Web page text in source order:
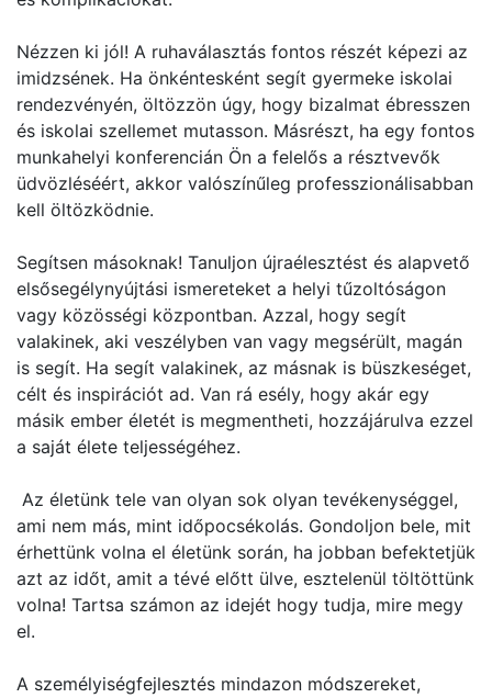
Nézzen ki jól! A ruhaválasztás fontos részét képezi az
imidzsének. Ha önkéntesként segít gyermeke iskolai
rendezvényén, öltözzön úgy, hogy bizalmat ébresszen
és iskolai szellemet mutasson. Másrészt, ha egy fontos
munkahelyi konferencián Ön a felelős a résztvevők
üdvözléséért, akkor valószínűleg professzionálisabban
kell öltözködnie.
Segítsen másoknak! Tanuljon újraélesztést és alapvető
elsősegélynyújtási ismereteket a helyi tűzoltóságon
vagy közösségi központban. Azzal, hogy segít
valakinek, aki veszélyben van vagy megsérült, magán
is segít. Ha segít valakinek, az másnak is büszkeséget,
célt és inspirációt ad. Van rá esély, hogy akár egy
másik ember életét is megmentheti, hozzájárulva ezzel
a saját élete teljességéhez.
Az életünk tele van olyan sok olyan tevékenységgel,
ami nem más, mint időpocsékolás. Gondoljon bele, mit
érhettünk volna el életünk során, ha jobban befektetjük
azt az időt, amit a tévé előtt ülve, esztelenül töltöttünk
volna! Tartsa számon az idejét hogy tudja, mire megy
el.
A személyiségfejlesztés mindazon módszereket,